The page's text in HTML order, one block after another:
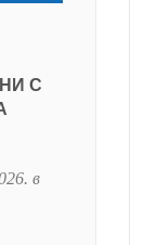
С
. в